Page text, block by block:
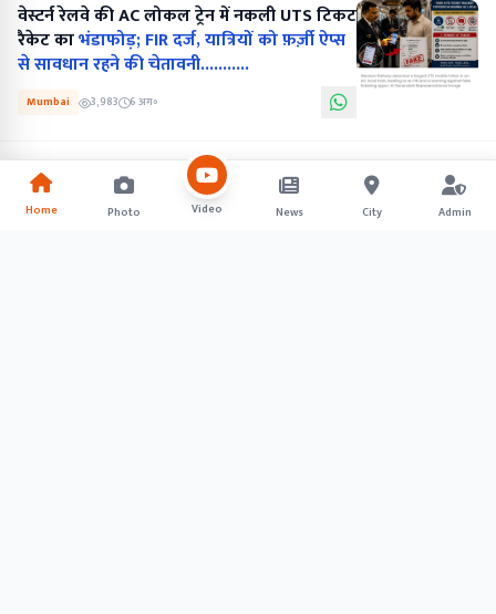
वेस्टर्न रेलवे की AC लोकल ट्रेन में नकली UTS टिकट
रैकेट काभंडाफोड़; FIR दर्ज, यात्रियों को फ़र्ज़ी ऐप्स
से सावधान रहने की चेतावनी...........
Mumbai 3,983 6 अग॰
Home Photo Video News City Admin